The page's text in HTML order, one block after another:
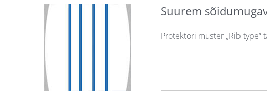
Suurem
Protektori muster „Rib type“